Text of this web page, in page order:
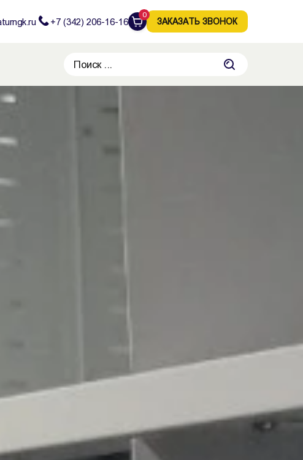
+7 (342) 206-16-16
0
ЗАКАЗАТЬ ЗВОНОК